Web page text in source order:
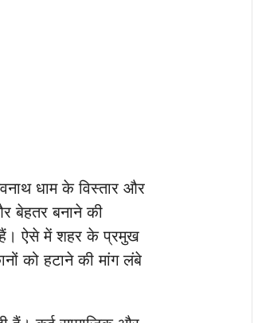
धाम के विस्तार और
बेहतर बनाने की
हैं। ऐसे में शहर के प्रमुख
को हटाने की मांग लंबे